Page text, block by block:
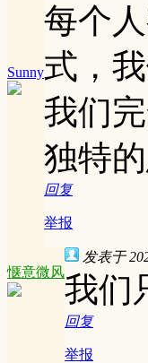
Sunny
每个
式，
我们
独特
回复
举报
惬意微风
发表于
我们
回复
举报